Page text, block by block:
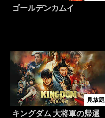
ゴールデンカムイ
見放題
キングダム 大将軍の帰還